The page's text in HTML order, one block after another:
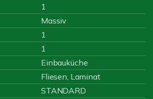
1
Massiv
1
1
Einbauküche
Fliesen, Laminat
STANDARD